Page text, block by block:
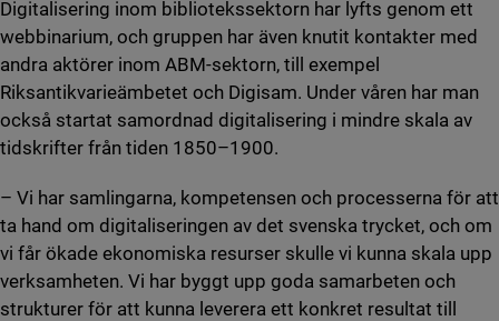
Digitalisering inom bibliotekssektorn har lyfts genom ett
webbinarium, och gruppen har även knutit kontakter med
andra aktörer inom ABM-sektorn, till exempel
Riksantikvarieämbetet och Digisam. Under våren har man
också startat samordnad digitalisering i mindre skala av
tidskrifter från tiden 1850–1900.
– Vi har samlingarna, kompetensen och processerna för att
ta hand om digitaliseringen av det svenska trycket, och om
vi får ökade ekonomiska resurser skulle vi kunna skala upp
verksamheten. Vi har byggt upp goda samarbeten och
strukturer för att kunna leverera ett konkret resultat till